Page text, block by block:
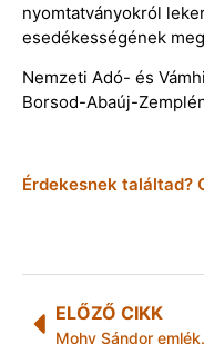
nyomtatványokról
esedékességének
Nemzeti Adó- és
Borsod-Abaúj-
Érdekesnek találtad?
ELŐZŐ CIKK